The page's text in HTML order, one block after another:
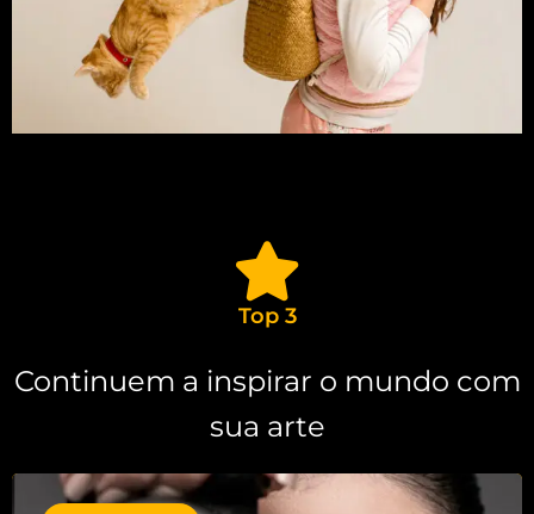
Top 3
Continuem a inspirar o mundo com
sua arte